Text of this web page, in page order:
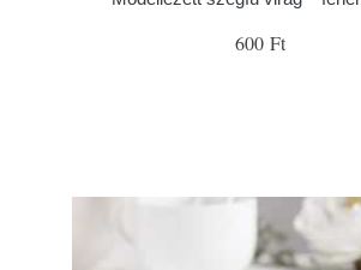
600 Ft